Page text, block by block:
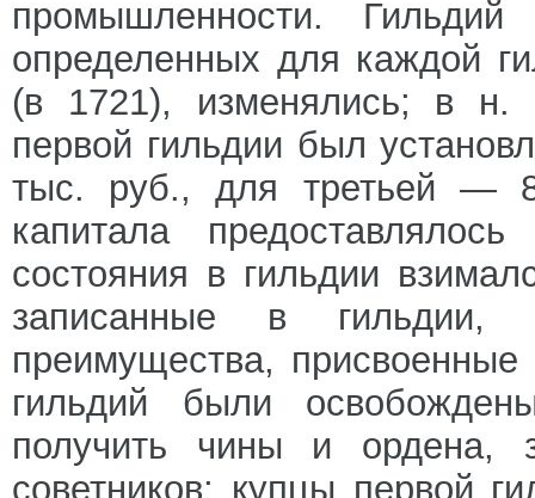
промышленности.
определенных для каждой
(в 1721), изменялись; в
первой гильдии был
тыс. руб., для третьей —
капитала
состояния в гильдии
записанные в
преимущества, присвоенные
гильдий были
получить чины и ордена,
советников; купцы первой